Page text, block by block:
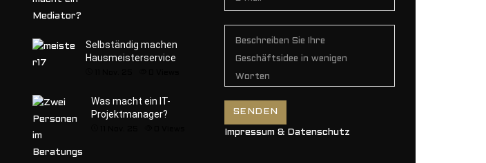
Selbständig machen
Hausmeisterservice
Was macht ein IT-
Projektmanager?
Impressum & Datenschutz